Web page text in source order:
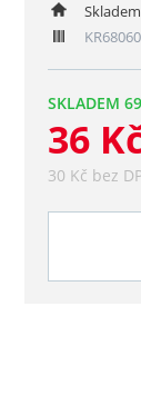
Skladem
SKLADEM
36
30 Kč bez